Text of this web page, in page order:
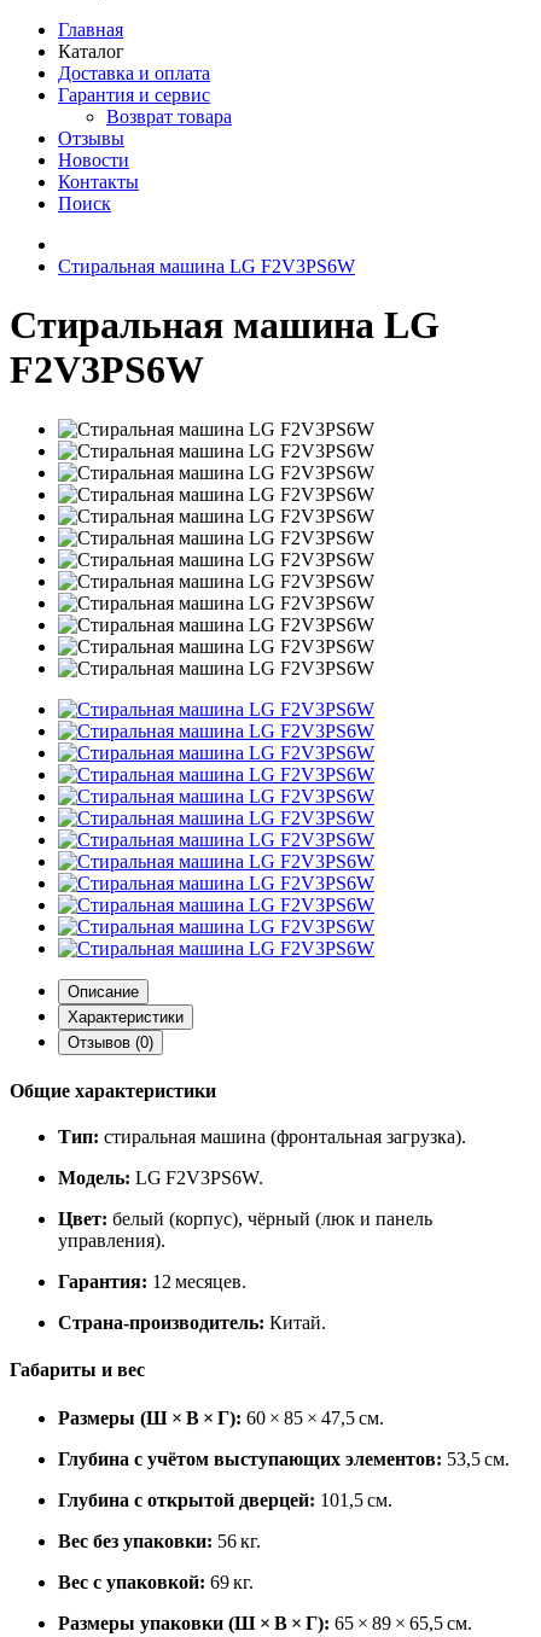
Главная
Каталог
Доставка и оплата
Гарантия и сервис
Возврат товара
Отзывы
Новости
Контакты
Поиск
Стиральная машина LG F2V3PS6W
Стиральная машина LG
F2V3PS6W
Описание
Характеристики
Отзывов (0)
Общие характеристики
Тип: стиральная машина (фронтальная загрузка).
Модель: LG F2V3PS6W.
Цвет: белый (корпус), чёрный (люк и панель
управления).
Гарантия: 12 месяцев.
Страна‑производитель: Китай.
Габариты и вес
Размеры (Ш × В × Г): 60 × 85 × 47,5 см.
Глубина с учётом выступающих элементов: 53,5 см.
Глубина с открытой дверцей: 101,5 см.
Вес без упаковки: 56 кг.
Вес с упаковкой: 69 кг.
Размеры упаковки (Ш × В × Г): 65 × 89 × 65,5 см.